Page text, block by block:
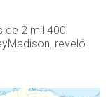
de 2 mil 400
reveló